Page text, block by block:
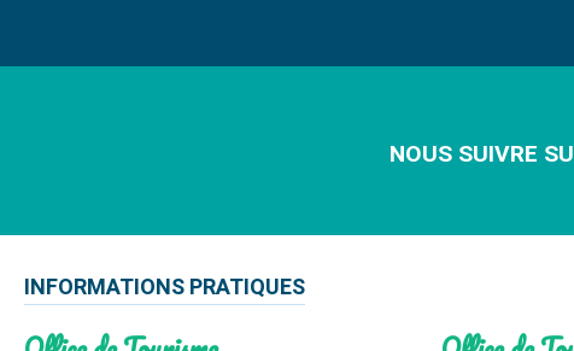
NOUS SUIVRE
INFORMATIONS PRATIQUES